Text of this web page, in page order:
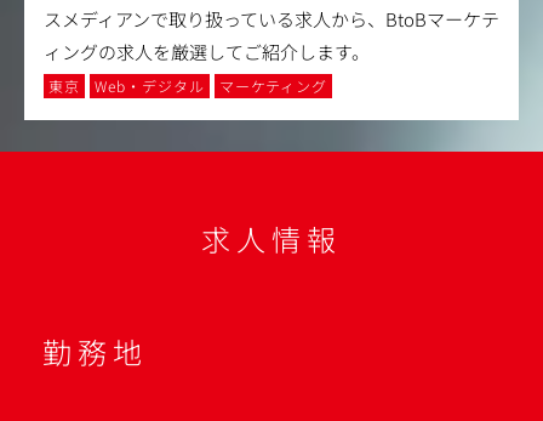
スメディアンで取り扱っている求人から、BtoBマーケテ
ィングの求人を厳選してご紹介します。
東京 Web・デジタル マーケティング
求人情報
勤務地